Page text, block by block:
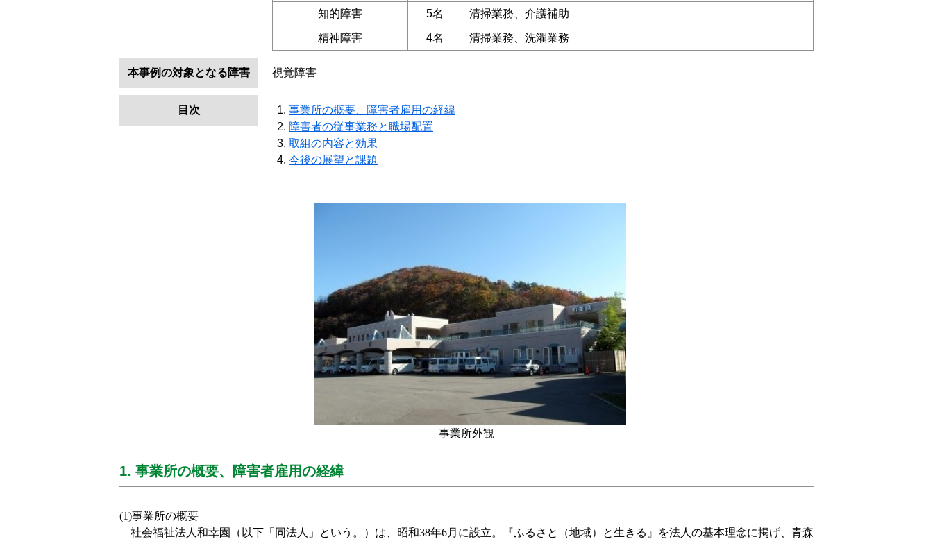
知的障害 5名 清掃業務、介護補助
精神障害 4名 清掃業務、洗濯業務
本事例の対象となる障害 視覚障害
目次
事業所の概要、障害者雇用の経緯
障害者の従事業務と職場配置
取組の内容と効果
今後の展望と課題
事業所外観
1. 事業所の概要、障害者雇用の経緯
(1)事業所の概要
社会福祉法人和幸園（以下「同法人」という。）は、昭和38年6月に設立。『ふるさと（地域）と生きる』を法人の基本理念に掲げ、青森